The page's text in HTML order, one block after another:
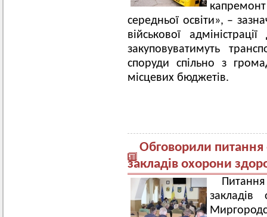
середньої освіти», –
військової
закуповуватимуть
споруди спільно з
місцевих бюджетів.
Обговорили питання
закладів охорони